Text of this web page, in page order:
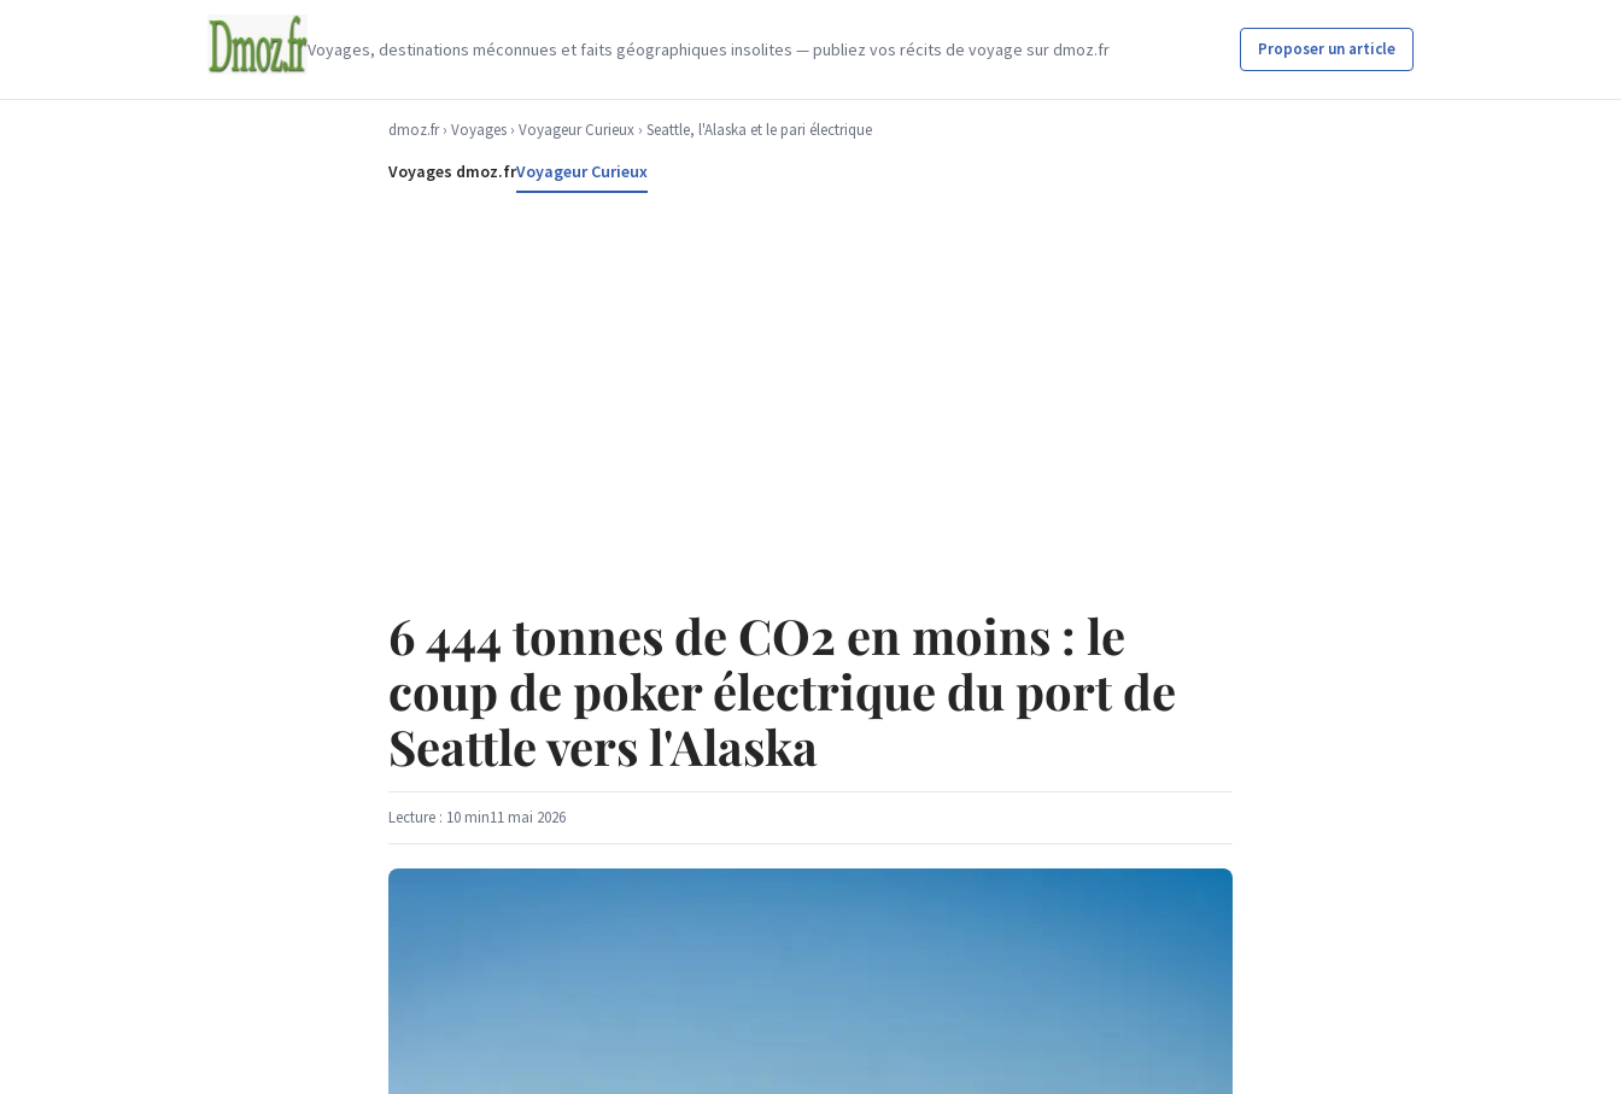
Voyages, destinations méconnues et faits géographiques insolites — publiez vos récits de voyage sur dmoz.fr Proposer un article
dmoz.fr› Voyages › Voyageur Curieux › Seattle, l'Alaska et le pari électrique
Voyages dmoz.frVoyageur Curieux
6 444 tonnes de CO2 en moins : le
coup de poker électrique du port de
Seattle vers l'Alaska
Lecture : 10 min11 mai 2026